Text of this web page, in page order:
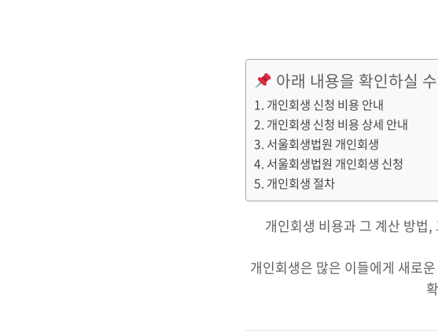
아래 내용을 확인하실
개인회생 신청 비용 안내
개인회생 신청 비용 상세 안내
서울회생법원 개인회생
서울회생법원 개인회생 신청
개인회생 절차
개인회생 비용과 그 계산 방법
개인회생은 많은 이들에게 새로